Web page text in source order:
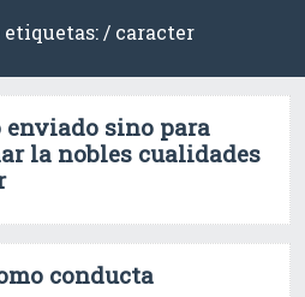
/ caracter
enviado sino para
la nobles cualidades
conducta